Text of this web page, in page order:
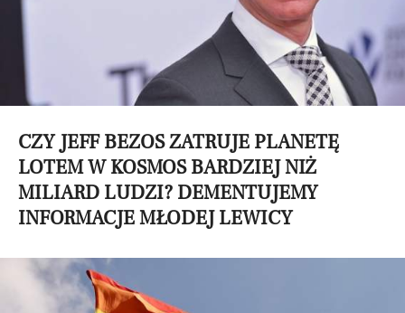
CZY JEFF BEZOS ZATRUJE PLANETĘ
LOTEM W KOSMOS BARDZIEJ NIŻ
MILIARD LUDZI? DEMENTUJEMY
INFORMACJE MŁODEJ LEWICY